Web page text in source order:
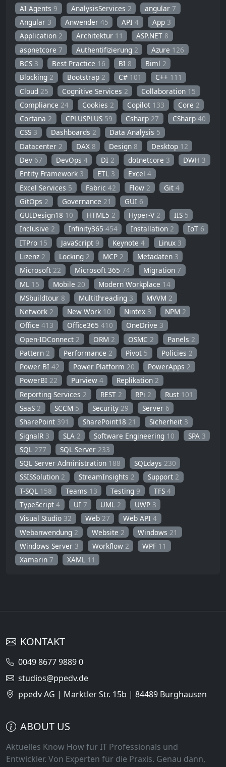
AI Agents 9 AnalysisServices 2 angular7
Angular 3 Anwender 45 API4 App 3
Application2 Architektur 11 ASP.NET 8
aspnetcore7 Authentifizierung 2 Azure 126
BCS 3 Best Practice 16 BI 8 Biml 2
Blocking2 Bootstrap 2 C# 101 C++ 111
Cloud 25 Cognitive Services 2 Collaboration 15
Compliance24 Cookies 2 Copilot 133 Core 2
Cortana2 CPLUSPLUS 59 Csharp27 CSharp 40
CSS 3 Dashboards 2 Data Analysis 5
Datacenter 2 DAX 8 Design 8 Desktop 12
Dev 67 DevOps 4 DI2 dotnetcore 3 DWH 3
Entity Framework 3 ETL 3 Excel4
Excel Services 5 Fabric 42 Flow 2 Git 4
GitOps2 Governance 21 GUI 6
GUIDesign18 10 HTML5 2 Hyper-V2 IIS 5
Inclusive2 Infinity365 454 Installation2 IoT 6
ITPro 15 JavaScript 9 Keynote4 Linux 3
Lizenz2 Locking 2 MCP2 Metadaten 3
Microsoft22 Microsoft 365 74 Migration7
ML 15 Mobile 20 Modern Workplace 14
MSbuildtour 8 Multithreading 3 MVVM 2
Network2 New Work 10 Nintex 3 NPM 2
Office413 Office365 410 OneDrive 3
Open-IDConnect 2 ORM 2 OSMC 2 Panels 2
Pattern2 Performance 2 Pivot 5 Policies 2
Power BI42 Power Platform 20 PowerApps2
PowerBI22 Purview 4 Replikation2
Reporting Services 2 REST 2 RPi 2 Rust 101
SaaS2 SCCM 5 Security29 Server 6
SharePoint 391 SharePoint18 21 Sicherheit 3
SignalR 3 SLA 2 Software Engineering 10 SPA 3
SQL277 SQL Server 233
SQL Server Administration 188 SQLdays 230
SSISSolution2 StreamInsights 2 Support2
T-SQL 158 Teams 13 Testing 9 TFS 4
TypeScript4 UI 7 UML2 UWP 3
Visual Studio 32 Web 27 Web API4
Webanwendung 2 Website 2 Windows 21
Windows Server 3 Workflow 2 WPF 11
Xamarin7 XAML 11
KONTAKT
0049 8677 9889 0
studios@ppedv.de
ppedv AG | Marktler Str. 15b | 84489 Burghausen
ABOUT US
Aktuelles Know How für IT Professionals und
Entwickler. Von Experten für die Praxis. Genau dann,